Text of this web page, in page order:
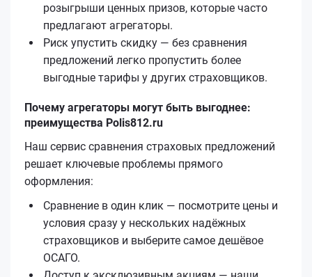
розыгрыши ценных призов, которые часто
предлагают агрегаторы.
Риск упустить скидку — без сравнения
предложений легко пропустить более
выгодные тарифы у других страховщиков.
Почему агрегаторы могут быть выгоднее:
преимущества Polis812.ru
Наш сервис сравнения страховых предложений
решает ключевые проблемы прямого
оформления:
Сравнение в один клик — посмотрите цены и
условия сразу у нескольких надёжных
страховщиков и выберите самое дешёвое
ОСАГО.